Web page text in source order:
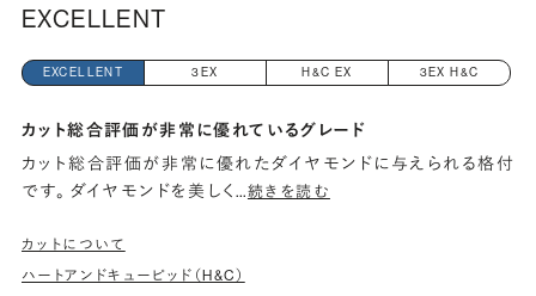
EXCELLENT
EXCELLENT 3EX H&C EX 3EX H&C
カット総合評価が非常に優れているグレード
カット総合評価が非常に優れたダイヤモンドに与えられる格付
です。 ダイヤモンドを美しく…続きを読む
カットについて
ハートアンドキューピッド（H&C）